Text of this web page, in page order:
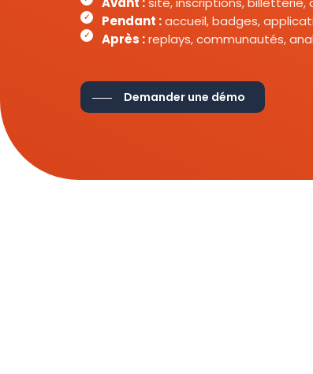
Pendant :accueil, badges,
Après :replays, communautés,
Demander une démo